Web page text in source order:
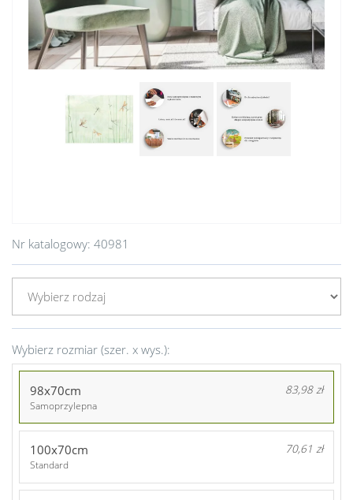
Nr katalogowy: 40981
Wybierz rozmiar (szer. x wys.):
98x70cm 83,98 zł
Samoprzylepna
100x70cm 70,61 zł
Standard